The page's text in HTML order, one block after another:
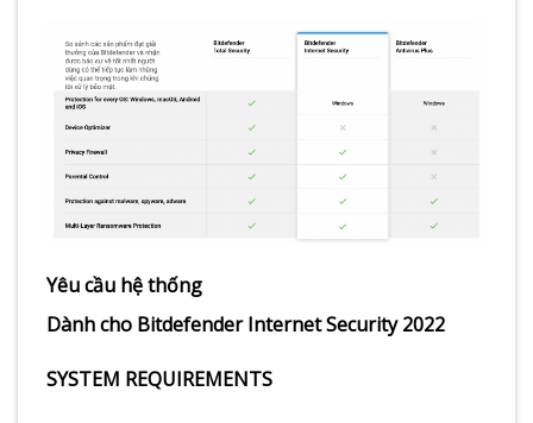
Yêu cầu hệ thống
Dành cho Bitdefender Internet Security 2022
SYSTEM REQUIREMENTS